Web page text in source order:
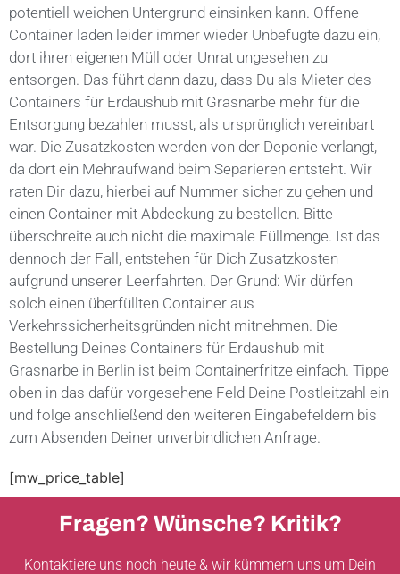
potentiell weichen Untergrund einsinken kann. Offene
Container laden leider immer wieder Unbefugte dazu ein,
dort ihren eigenen Müll oder Unrat ungesehen zu
entsorgen. Das führt dann dazu, dass Du als Mieter des
Containers für Erdaushub mit Grasnarbe mehr für die
Entsorgung bezahlen musst, als ursprünglich vereinbart
war. Die Zusatzkosten werden von der Deponie verlangt,
da dort ein Mehraufwand beim Separieren entsteht. Wir
raten Dir dazu, hierbei auf Nummer sicher zu gehen und
einen Container mit Abdeckung zu bestellen. Bitte
überschreite auch nicht die maximale Füllmenge. Ist das
dennoch der Fall, entstehen für Dich Zusatzkosten
aufgrund unserer Leerfahrten. Der Grund: Wir dürfen
solch einen überfüllten Container aus
Verkehrssicherheitsgründen nicht mitnehmen. Die
Bestellung Deines Containers für Erdaushub mit
Grasnarbe in Berlin ist beim Containerfritze einfach. Tippe
oben in das dafür vorgesehene Feld Deine Postleitzahl ein
und folge anschließend den weiteren Eingabefeldern bis
zum Absenden Deiner unverbindlichen Anfrage.
[mw_price_table]
Fragen? Wünsche? Kritik?
Kontaktiere uns noch heute & wir kümmern uns um Dein